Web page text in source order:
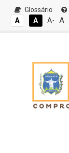
Glossário
A
A A- A